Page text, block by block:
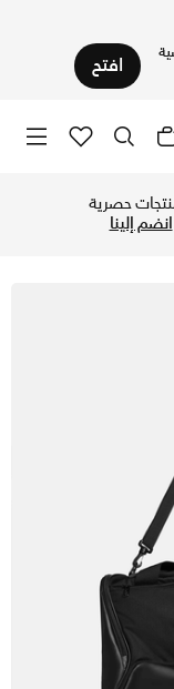
افتح
حصرية
انضم إلينا